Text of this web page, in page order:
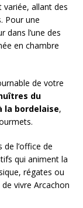
variée, allant des
Pour une
dans l’une des
en chambre
de votre
du
la bordelaise,
de l’office de
qui animent la
régates ou
vivre Arcachon